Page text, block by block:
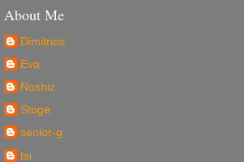
About Me
Dimitrios
Eva
Noshiz
Stoge
senior-g
tsi